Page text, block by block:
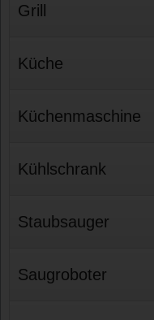
Grill
Küche
Küchenmaschine
Kühlschrank
Staubsauger
Saugroboter